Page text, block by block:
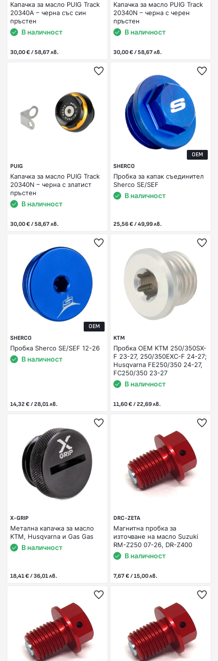
Капачка за масло PUIG Track
20340A – черна със син
пръстен
В наличност
30,00 € / 58,67 лв.
Капачка за масло PUIG Track
20340N – черна с черен
пръстен
В наличност
30,00 € / 58,67 лв.
PUIG
Капачка за масло PUIG Track
20340N – черна с златист
пръстен
В наличност
30,00 € / 58,67 лв.
OEM
SHERCO
Пробка за капак съединител
Sherco SE/SEF
В наличност
25,56 € / 49,99 лв.
OEM
SHERCO
Пробка Sherco SE/SEF 12-26
В наличност
14,32 € / 28,01 лв.
KTM
Пробка OEM KTM 250/350SX-
F 23-27, 250/350EXC-F 24-27;
Husqvarna FE250/350 24-27,
FC250/350 23-27
В наличност
11,60 € / 22,69 лв.
X-GRIP
Метална капачка за масло
KTM, Husqvarna и Gas Gas
В наличност
18,41 € / 36,01 лв.
DRC-ZETA
Магнитна пробка за
източване на масло Suzuki
RM-Z250 07-26, DR-Z400
В наличност
7,67 € / 15,00 лв.